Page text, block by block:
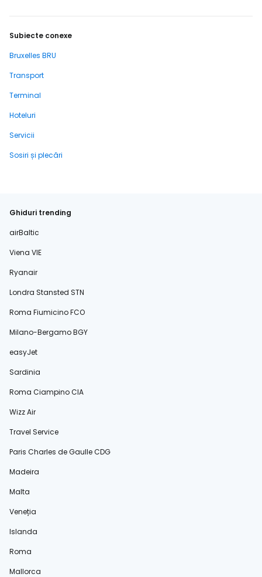
Subiecte conexe
Bruxelles BRU
Transport
Terminal
Hoteluri
Servicii
Sosiri și plecări
Ghiduri trending
airBaltic
Viena VIE
Ryanair
Londra Stansted STN
Roma Fiumicino FCO
Milano-Bergamo BGY
easyJet
Sardinia
Roma Ciampino CIA
Wizz Air
Travel Service
Paris Charles de Gaulle CDG
Madeira
Malta
Veneția
Islanda
Roma
Mallorca